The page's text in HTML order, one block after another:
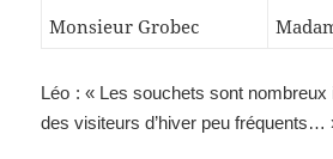
Monsieur Grobec
Léo : « Les souchets sont
des visiteurs d’hiver peu fréquents…